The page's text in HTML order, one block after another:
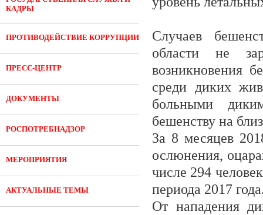
КАДРЫ
ПРОТИВОДЕЙСТВИЕ КОРРУПЦИИ
ПРЕСС-ЦЕНТР
ДОКУМЕНТЫ
РОСПОТРЕБНАДЗОР
МЕРОПРИЯТИЯ
АКТУАЛЬНЫЕ ТЕМЫ
Случаев
области не
возникновения
среди диких
больными
бешенству на
За 8 месяцев
ослюнения,
числе 294
периода 2017
От нападения